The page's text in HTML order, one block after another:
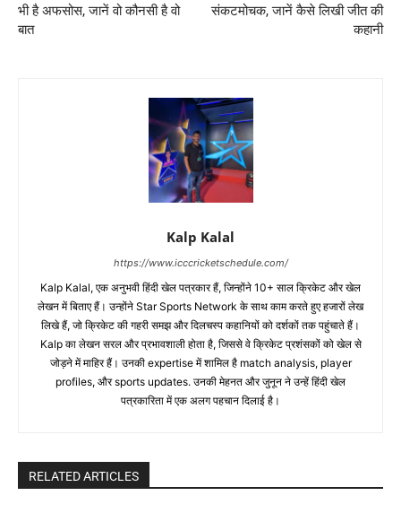
भी है अफसोस, जानें वो कौनसी है वो
बात
संकटमोचक, जानें कैसे लिखी जीत की
कहानी
Kalp Kalal
https://www.icccricketschedule.com/
Kalp Kalal, एक अनुभवी हिंदी खेल पत्रकार हैं, जिन्होंने 10+ साल क्रिकेट और खेल
लेखन में बिताए हैं। उन्होंने Star Sports Network के साथ काम करते हुए हजारों लेख
लिखे हैं, जो क्रिकेट की गहरी समझ और दिलचस्प कहानियों को दर्शकों तक पहुंचाते हैं।
Kalp का लेखन सरल और प्रभावशाली होता है, जिससे वे क्रिकेट प्रशंसकों को खेल से
जोड़ने में माहिर हैं। उनकी expertise में शामिल है match analysis, player
profiles, और sports updates. उनकी मेहनत और जुनून ने उन्हें हिंदी खेल
पत्रकारिता में एक अलग पहचान दिलाई है।
RELATED ARTICLES